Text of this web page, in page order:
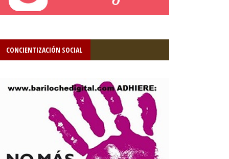
CONCIENTIZACIÓN SOCIAL